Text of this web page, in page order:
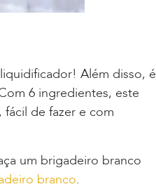
Além disso, é
6 ingredientes, este
de fazer e com
um brigadeiro branco
branco.